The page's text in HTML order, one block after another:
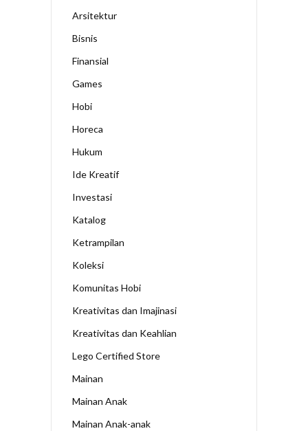
Arsitektur
Bisnis
Finansial
Games
Hobi
Horeca
Hukum
Ide Kreatif
Investasi
Katalog
Ketrampilan
Koleksi
Komunitas Hobi
Kreativitas dan Imajinasi
Kreativitas dan Keahlian
Lego Certified Store
Mainan
Mainan Anak
Mainan Anak-anak